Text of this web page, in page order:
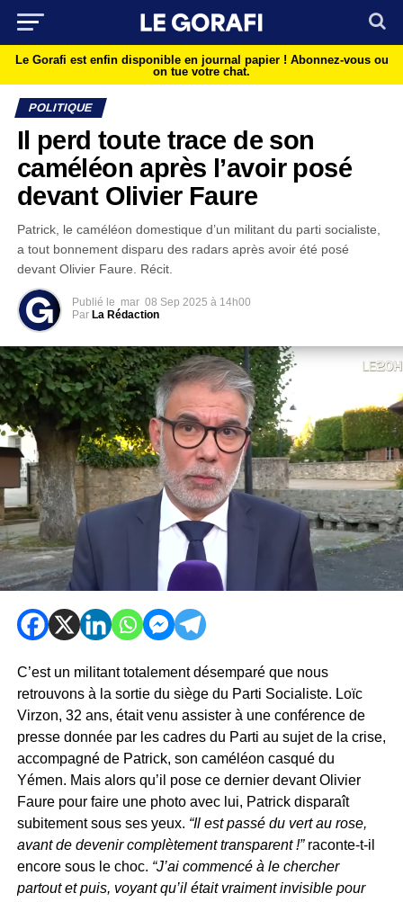
Le Gorafi est enfin disponible en journal papier ! Abonnez-vous ou
on tue votre chat.
POLITIQUE
Il perd toute trace de son
caméléon après l’avoir posé
devant Olivier Faure
Patrick, le caméléon domestique d’un militant du parti socialiste,
a tout bonnement disparu des radars après avoir été posé
devant Olivier Faure. Récit.
Publié le mar 08 Sep 2025 à 14h00
Par La Rédaction
C’est un militant totalement désemparé que nous
retrouvons à la sortie du siège du Parti Socialiste. Loïc
Virzon, 32 ans, était venu assister à une conférence de
presse donnée par les cadres du Parti au sujet de la crise,
accompagné de Patrick, son caméléon casqué du
Yémen. Mais alors qu’il pose ce dernier devant Olivier
Faure pour faire une photo avec lui, Patrick disparaît
subitement sous ses yeux. “Il est passé du vert au rose,
avant de devenir complètement transparent !”raconte-t-il
encore sous le choc. “J’ai commencé à le chercher
partout et puis, voyant qu’il était vraiment invisible pour